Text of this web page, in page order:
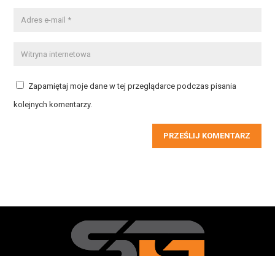
Zapamiętaj moje dane w tej przeglądarce podczas pisania
kolejnych komentarzy.
PRZEŚLIJ KOMENTARZ